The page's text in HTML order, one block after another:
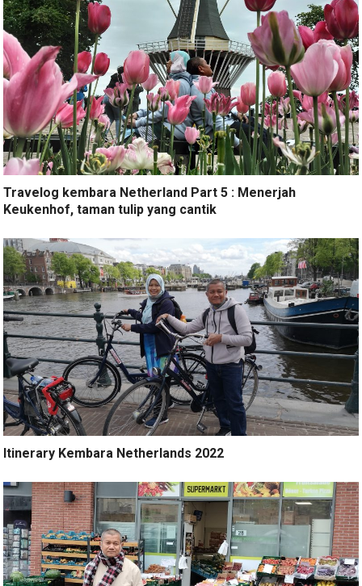
Travelog kembara Netherland Part 5 : Menerjah
Keukenhof, taman tulip yang cantik
Itinerary Kembara Netherlands 2022